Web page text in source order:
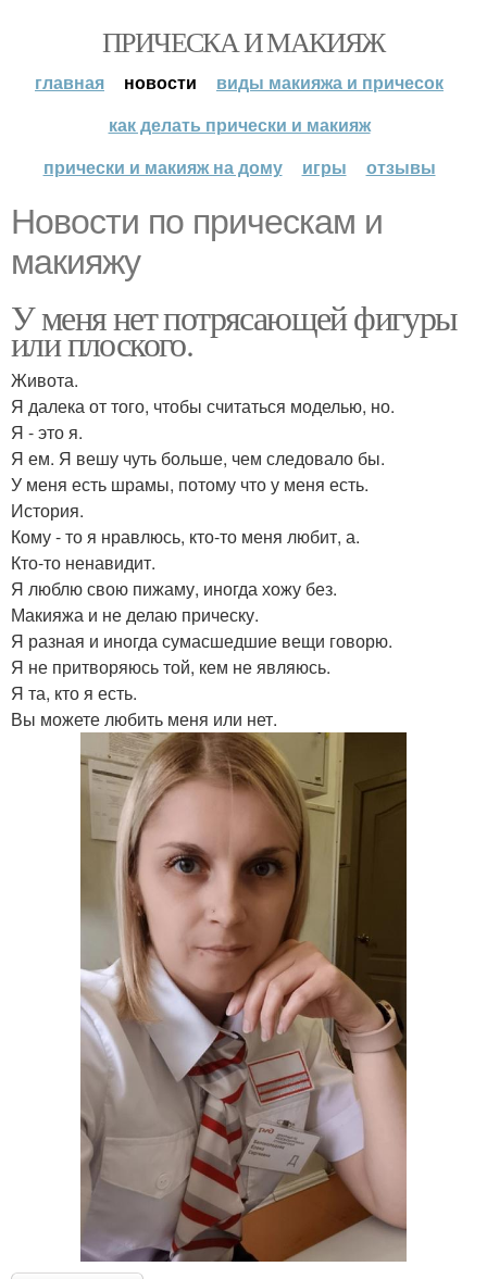
ПРИЧЕСКА И МАКИЯЖ
главная новости
виды макияжа и причесок
как делать прически и макияж
прически и макияж на дому
игры отзывы
Новости по прическам и
макияжу
У меня нет потрясающей фигуры
или плоского.
Живота.
Я далека от того, чтобы считаться моделью, но.
Я - это я.
Я ем. Я вешу чуть больше, чем следовало бы.
У меня есть шрамы, потому что у меня есть.
История.
Кому - то я нравлюсь, кто-то меня любит, а.
Кто-то ненавидит.
Я люблю свою пижаму, иногда хожу без.
Макияжа и не делаю прическу.
Я разная и иногда сумасшедшие вещи говорю.
Я не притворяюсь той, кем не являюсь.
Я та, кто я есть.
Вы можете любить меня или нет.